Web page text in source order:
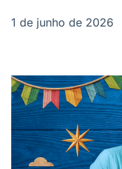
1 de junho de 2026